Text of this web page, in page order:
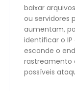
baixar
ou servidores
aumentam,
identificar o IP
esconde o
rastreamento
possíveis